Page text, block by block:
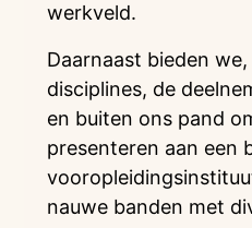
werkveld.
Daarnaast bieden
disciplines, de
en buiten ons pand
presenteren aan een
nauwe banden met